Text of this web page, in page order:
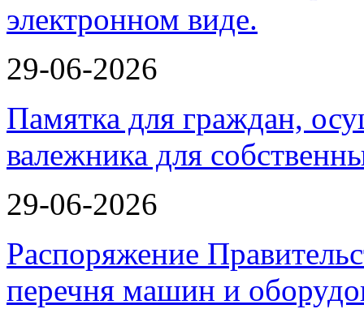
29-06-2026
Памятка для граждан,
валежника для
29-06-2026
Распоряжение
перечня машин и